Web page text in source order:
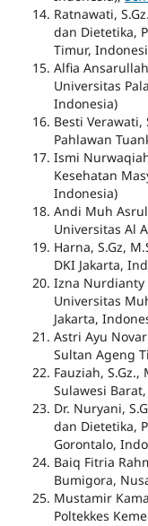
Ratnawati,
dan Dietetika,
Timur,
Alfia
Universitas
Indonesia)
Besti Verawati,
Pahlawan
Ismi
Kesehatan
Indonesia)
Andi Muh
Universitas Al
Harna, S.Gz,
DKI Jakarta,
Izna Nurdianty
Universitas
Jakarta,
Astri Ayu
Sultan Ageng
Fauziah, S.Gz.,
Sulawesi
Dr. Nuryani,
dan Dietetika,
Gorontalo,
Baiq Fitria
Bumigora,
Mustamir
Poltekkes